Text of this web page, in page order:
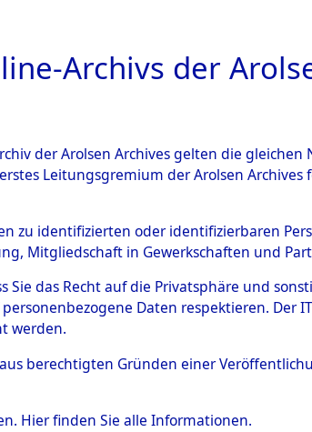
ARCHIVALE ÜBERSICHT
0002 (108020987)
Person
Bestand
Archivs der
der Arolsen Archives gelten die
Leitungsgremium der Arolsen
zu identifizierten oder identifizierbaren
Mitgliedschaft in Gewerkschaften und
Sie das Recht auf die Privatsphäre und
Daten respektieren. Der
werden.
berechtigten Gründen einer
Hierfinden Sie alle Informationen.